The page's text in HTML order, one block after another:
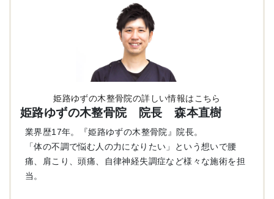
姫路ゆずの木整骨院の詳しい情報はこちら
姫路ゆずの木整骨院 院長 森本直樹
業界歴17年。『姫路ゆずの木整骨院』院長。
「体の不調で悩む人の力になりたい」という想いで腰
痛、肩こり、頭痛、自律神経失調症など様々な施術を担
当。